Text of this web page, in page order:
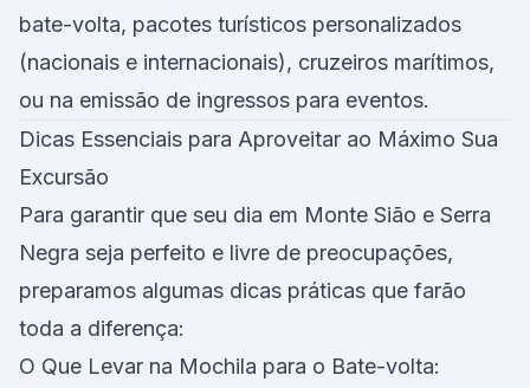
bate-volta, pacotes turísticos personalizados
(nacionais e internacionais), cruzeiros marítimos,
ou na emissão de ingressos para eventos.
Dicas Essenciais para Aproveitar ao Máximo Sua
Excursão
Para garantir que seu dia em Monte Sião e Serra
Negra seja perfeito e livre de preocupações,
preparamos algumas dicas práticas que farão
toda a diferença:
O Que Levar na Mochila para o Bate-volta: